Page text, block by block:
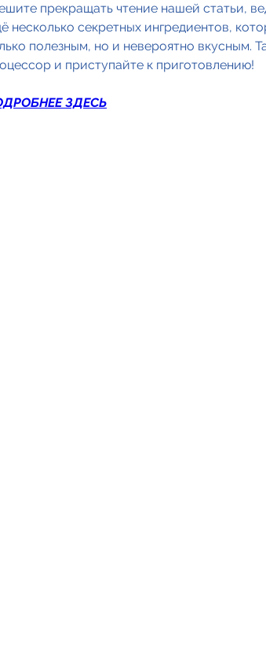
прекращать чтение нашей статьи,
несколько секретных ингредиентов,
полезным, но и невероятно вкусным.
и приступайте к приготовлению!
ЗДЕСЬ